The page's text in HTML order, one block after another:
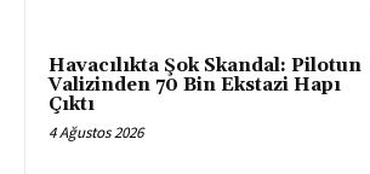
Havacılıkta Şok Skandal: Pilotun
Valizinden 70 Bin Ekstazi Hapı
Çıktı
4 Ağustos 2026